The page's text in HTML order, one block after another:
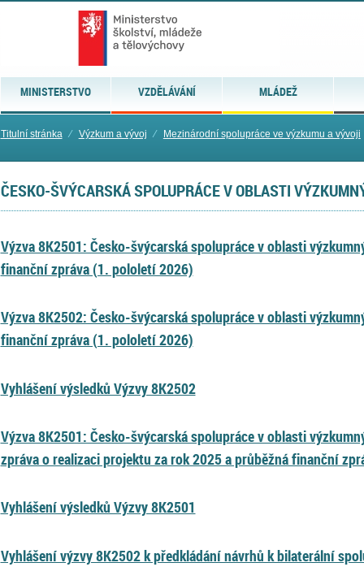
MINISTERSTVO VZDĚLÁVÁNÍ MLÁDEŽ
Titulní stránka ⁄ Výzkum a vývoj ⁄ Mezinárodní spolupráce ve výzkumu a vývoji
ČESKO-ŠVÝCARSKÁ SPOLUPRÁCE V OBLASTI
Výzva 8K2501: Česko-švýcarská spolupráce v oblasti
finanční zpráva (1. pololetí 2026)
Výzva 8K2502: Česko-švýcarská spolupráce v oblasti
finanční zpráva (1. pololetí 2026)
Vyhlášení výsledků Výzvy 8K2502
Výzva 8K2501: Česko-švýcarská spolupráce v oblasti
zpráva o realizaci projektu za rok 2025 a průběžná finanční
Vyhlášení výsledků Výzvy 8K2501
Vyhlášení výzvy 8K2502 k předkládání návrhů k bilaterální